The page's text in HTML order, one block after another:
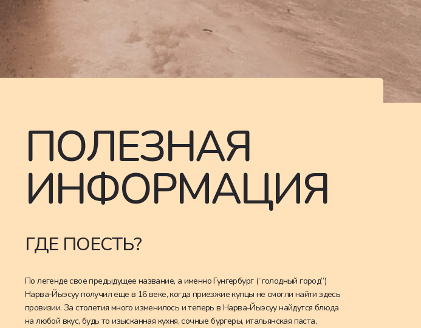
ПОЛЕЗНАЯ
ИНФОРМАЦИЯ
ГДЕ ПОЕСТЬ?
По легенде свое предыдущее название, а именно Гунгербург (“голодный город”)
Нарва-Йыэсуу получил еще в 16 веке, когда приезжие купцы не смогли найти здесь
провизии. За столетия много изменилось и теперь в Нарва-Йыэсуу найдутся блюда
на любой вкус, будь то изысканная кухня, сочные бургеры, итальянская паста,